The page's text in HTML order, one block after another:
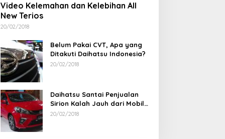
Video Kelemahan dan Kelebihan All
New Terios
20/02/2018
Belum Pakai CVT, Apa yang
Ditakuti Daihatsu Indonesia?
20/02/2018
Daihatsu Santai Penjualan
Sirion Kalah Jauh dari Mobil
LCGC
20/02/2018